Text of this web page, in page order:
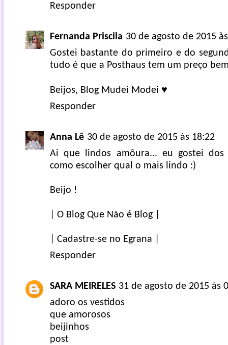
Responder
Fernanda Priscila 30 de agosto de 2015
Gostei bastante do primeiro e do
tudo é que a Posthaus tem um preço
Beijos, Blog Mudei Modei ♥
Responder
Anna Lê 30 de agosto de 2015 às 18:22
Ai que lindos amôura... eu gostei
como escolher qual o mais lindo :)
Beijo !
| O Blog Que Não é Blog |
| Cadastre-se no Egrana |
Responder
SARA MEIRELES 31 de agosto de 2015 às
adoro os vestidos
que amorosos
beijinhos
post